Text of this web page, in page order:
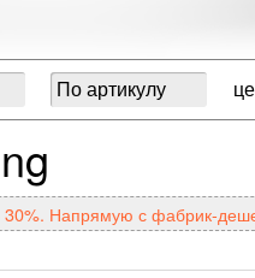
Напрямую с фабрик-